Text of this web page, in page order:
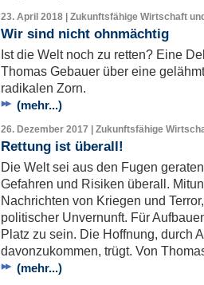
23. April 2018 | Zukunftsfähige Wirtschaft
Wir sind nicht ohnmächtig
Ist die Welt noch zu retten? Eine
Thomas Gebauer über eine
radikalen Zorn.
(mehr...)
26. Dezember 2017 | Zukunftsfähige
Rettung ist überall!
Die Welt sei aus den Fugen
Gefahren und Risiken überall.
Nachrichten von Kriegen und
politischer Unvernunft. Für
Platz zu sein. Die Hoffnung, durch
davonzukommen, trügt. Von
(mehr...)